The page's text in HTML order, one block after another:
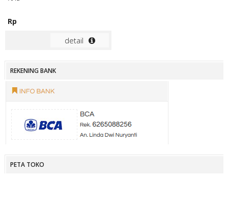
Rp
detail
REKENING BANK
PETA TOKO